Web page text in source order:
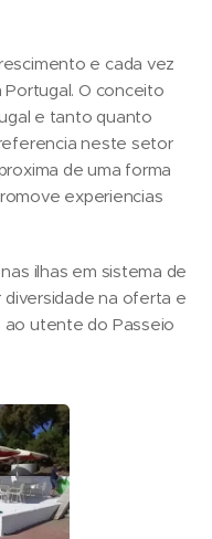
e cada vez
O conceito
e tanto quanto
neste setor
de uma forma
experiencias
ilhas em sistema de
na oferta e
utente do Passeio